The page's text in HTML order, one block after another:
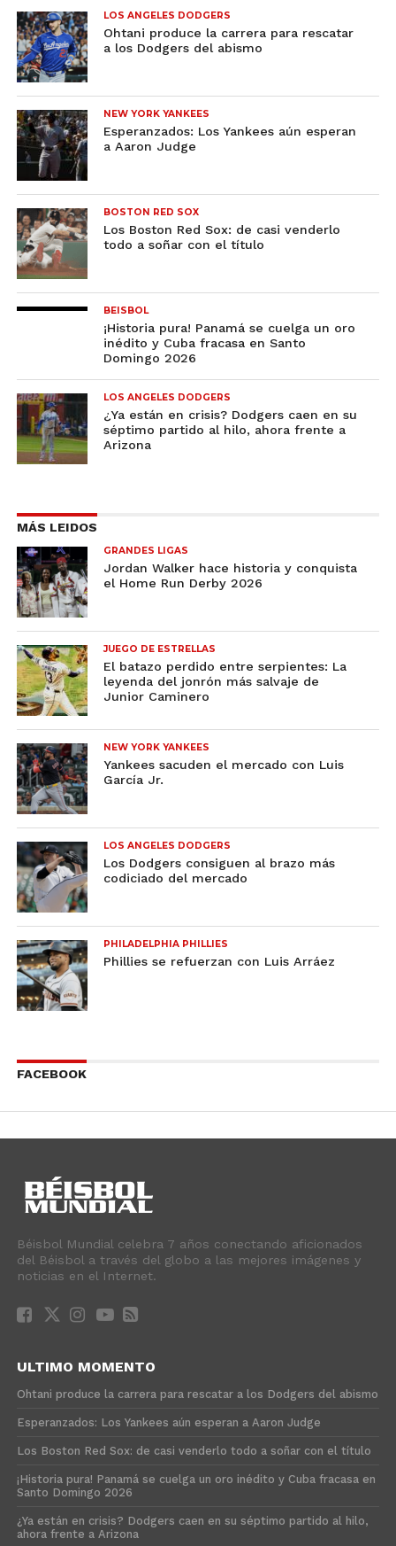
LOS ANGELES DODGERS
Ohtani produce la carrera para rescatar
a los Dodgers del abismo
NEW YORK YANKEES
Esperanzados: Los Yankees aún esperan
a Aaron Judge
BOSTON RED SOX
Los Boston Red Sox: de casi venderlo
todo a soñar con el título
BEISBOL
¡Historia pura! Panamá se cuelga un oro
inédito y Cuba fracasa en Santo
Domingo 2026
LOS ANGELES DODGERS
¿Ya están en crisis? Dodgers caen en su
séptimo partido al hilo, ahora frente a
Arizona
MÁS LEIDOS
GRANDES LIGAS
Jordan Walker hace historia y conquista
el Home Run Derby 2026
JUEGO DE ESTRELLAS
El batazo perdido entre serpientes: La
leyenda del jonrón más salvaje de
Junior Caminero
NEW YORK YANKEES
Yankees sacuden el mercado con Luis
García Jr.
LOS ANGELES DODGERS
Los Dodgers consiguen al brazo más
codiciado del mercado
PHILADELPHIA PHILLIES
Phillies se refuerzan con Luis Arráez
FACEBOOK
Béisbol Mundial celebra 7 años conectando aficionados
del Béisbol a través del globo a las mejores imágenes y
noticias en el Internet.
ULTIMO MOMENTO
Ohtani produce la carrera para rescatar a los Dodgers del abismo
Esperanzados: Los Yankees aún esperan a Aaron Judge
Los Boston Red Sox: de casi venderlo todo a soñar con el título
¡Historia pura! Panamá se cuelga un oro inédito y Cuba fracasa en
Santo Domingo 2026
¿Ya están en crisis? Dodgers caen en su séptimo partido al hilo,
ahora frente a Arizona